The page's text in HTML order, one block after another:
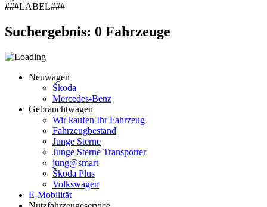
###LABEL###
Suchergebnis: 0 Fahrzeuge
Neuwagen
Škoda
Mercedes-Benz
Gebrauchtwagen
Wir kaufen Ihr Fahrzeug
Fahrzeugbestand
Junge Sterne
Junge Sterne Transporter
jung@smart
Škoda Plus
Volkswagen
E-Mobilität